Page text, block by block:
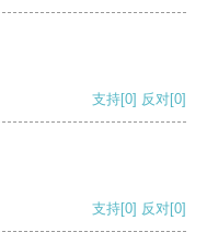
支持[0] 反对[0]
支持[0] 反对[0]